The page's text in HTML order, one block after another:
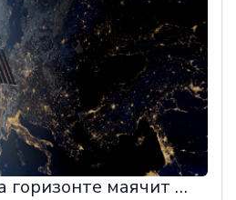
Может быть, на горизонте маячит первое космическое ограбление на миллиард долларов?